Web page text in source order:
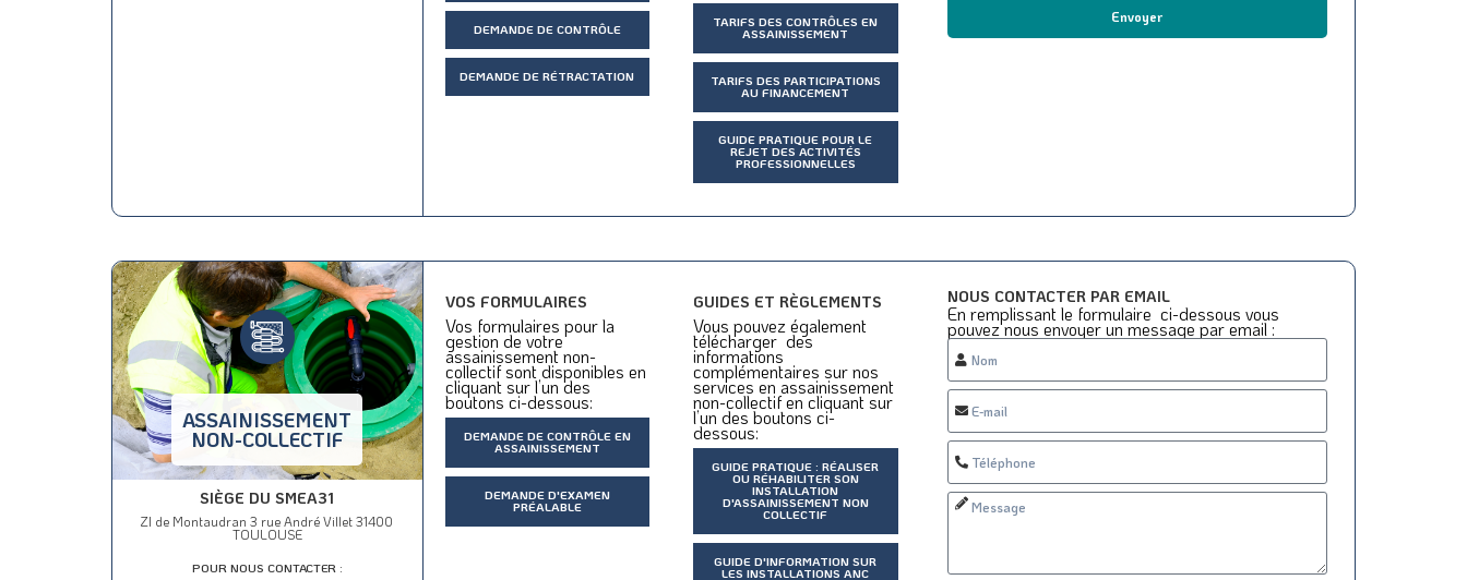
DEMANDE DE CONTRÔLE
DEMANDE DE RÉTRACTATION
TARIFS DES CONTRÔLES EN
ASSAINISSEMENT
TARIFS DES PARTICIPATIONS
AU FINANCEMENT
GUIDE PRATIQUE POUR LE
REJET DES ACTIVITÉS
PROFESSIONNELLES
Envoyer
ASSAINISSEMENT
NON-COLLECTIF
SIÈGE DU SMEA31
ZI de Montaudran 3 rue André Villet 31400
TOULOUSE
POUR NOUS CONTACTER :
VOS FORMULAIRES
Vos formulaires pour la
gestion de votre
assainissement non-
collectif sont disponibles en
cliquant sur l’un des
boutons ci-dessous:
DEMANDE DE CONTRÔLE EN
ASSAINISSEMENT
DEMANDE D'EXAMEN
PRÉALABLE
GUIDES ET RÈGLEMENTS
Vous pouvez également
télécharger des
informations
complémentaires sur nos
services en assainissement
non-collectif en cliquant sur
l’un des boutons ci-
dessous:
GUIDE PRATIQUE : RÉALISER
OU RÉHABILITER SON
INSTALLATION
D'ASSAINISSEMENT NON
COLLECTIF
GUIDE D'INFORMATION SUR
LES INSTALLATIONS ANC
NOUS CONTACTER PAR EMAIL
En remplissant le formulaire ci-dessous vous
pouvez nous envoyer un message par email :